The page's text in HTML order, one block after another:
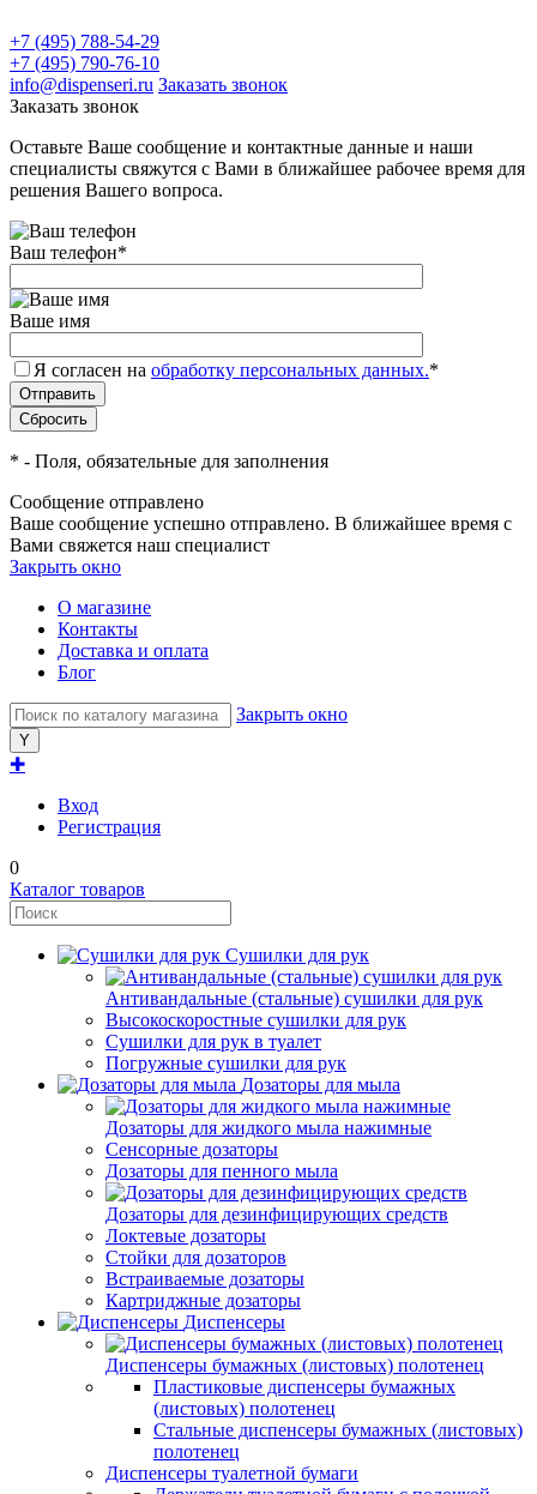
+7 (495) 788-54-29
+7 (495) 790-76-10
info@dispenseri.ru Заказать звонок
Заказать звонок
Оставьте Ваше сообщение и контактные данные и наши
специалисты свяжутся с Вами в ближайшее рабочее время для
решения Вашего вопроса.
Ваш телефон*
Ваше имя
Я согласен на обработку персональных данных.*
* - Поля, обязательные для заполнения
Сообщение отправлено
Ваше сообщение успешно отправлено. В ближайшее время с
Вами свяжется наш специалист
Закрыть окно
О магазине
Контакты
Доставка и оплата
Блог
Закрыть окно
✚
Вход
Регистрация
0
Каталог товаров
Сушилки для рук
Антивандальные (стальные) сушилки для рук
Высокоскоростные сушилки для рук
Сушилки для рук в туалет
Погружные сушилки для рук
Дозаторы для мыла
Дозаторы для жидкого мыла нажимные
Сенсорные дозаторы
Дозаторы для пенного мыла
Дозаторы для дезинфицирующих средств
Локтевые дозаторы
Стойки для дозаторов
Встраиваемые дозаторы
Картриджные дозаторы
Диспенсеры
Диспенсеры бумажных (листовых) полотенец
Пластиковые диспенсеры бумажных
(листовых) полотенец
Стальные диспенсеры бумажных (листовых)
полотенец
Диспенсеры туалетной бумаги